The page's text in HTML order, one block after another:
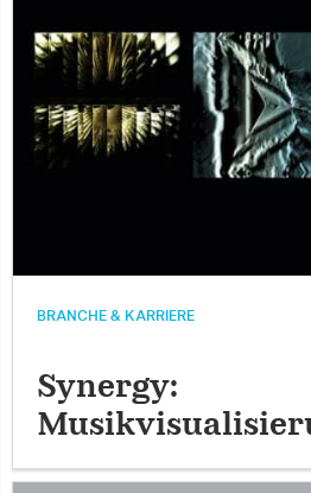
BRANCHE & KARRIERE
Synergy: